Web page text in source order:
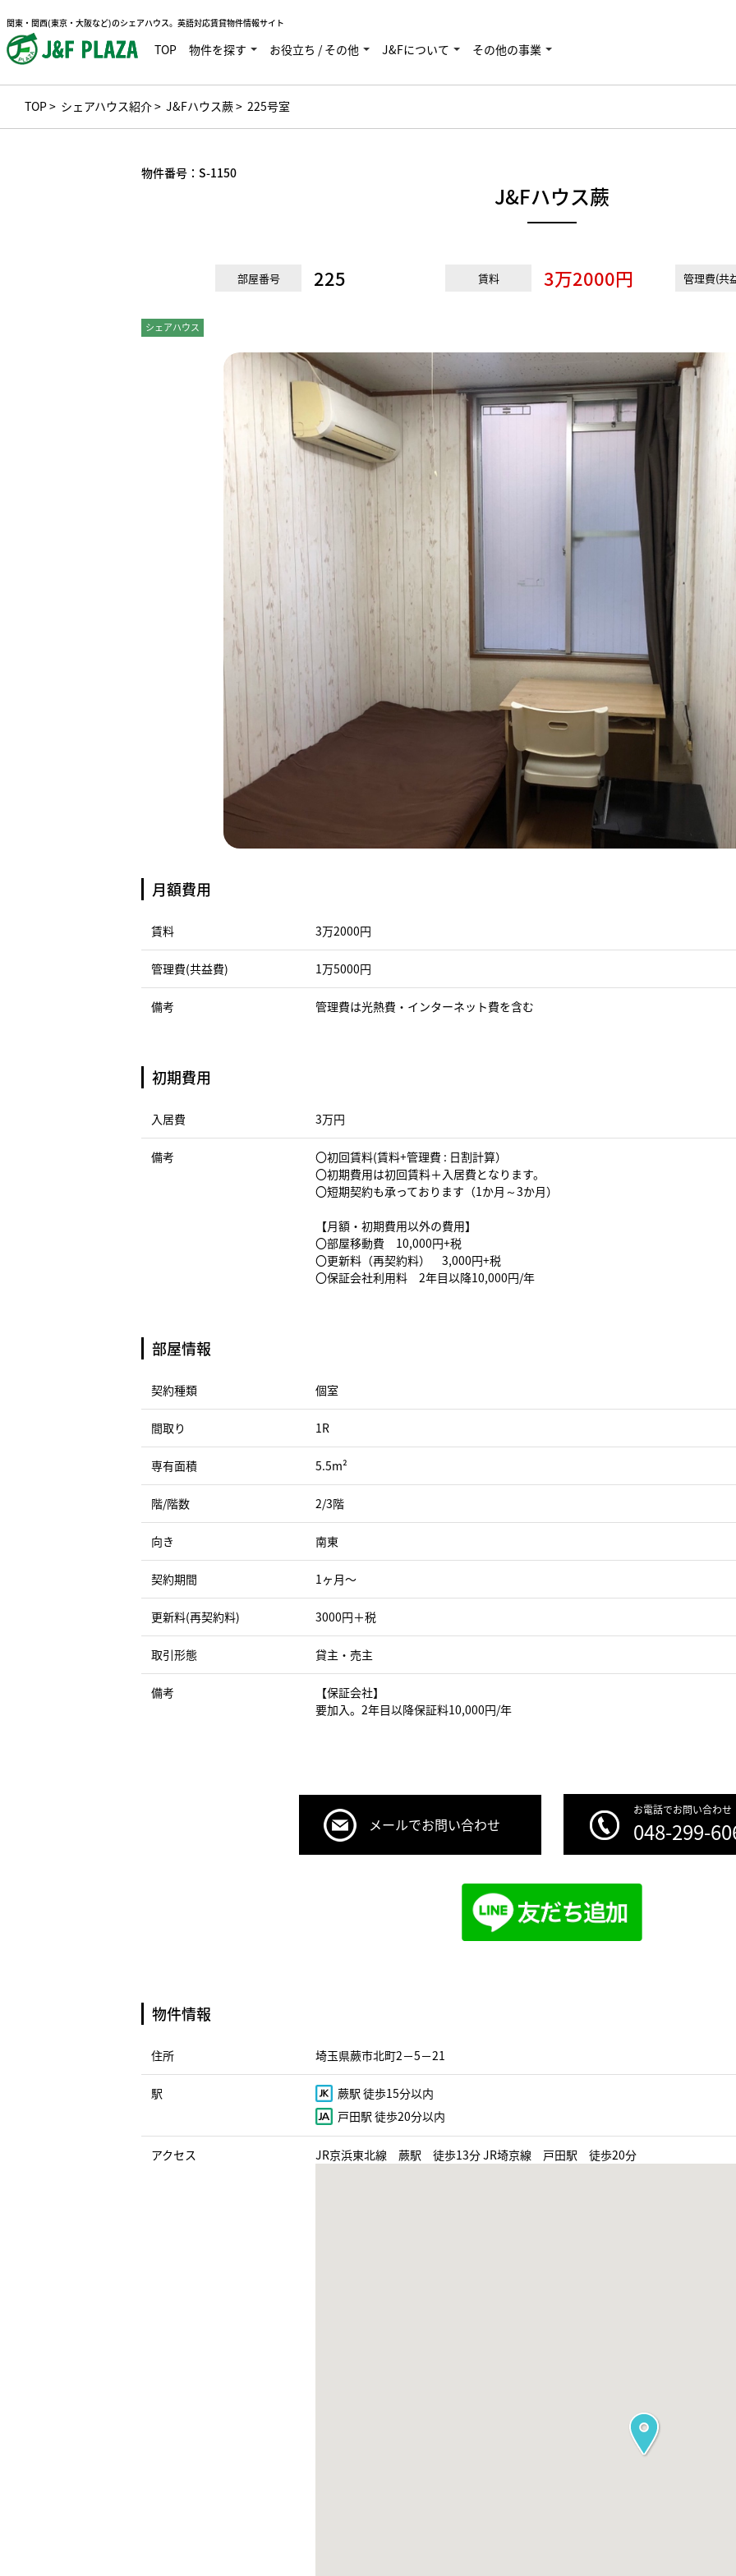
関東・関西(東京・大阪など)のシェアハウス。英語対応賃貸物件情報サイト
TOP 物件を探す お役立ち / その他 J&Fについて その他の事業
TOP> シェアハウス紹介> J&Fハウス蕨> 225号室
物件番号： S-1150
J&Fハウス蕨
部屋番号 225 賃料 3万2000円 管理費(共
シェアハウス
月額費用
賃料 3万2000円
管理費(共益費) 1万5000円
備考 管理費は光熱費・インターネット費を含む
初期費用
入居費 3万円
備考
〇初回賃料(賃料+管理費 : 日割計算）
〇初期費用は初回賃料＋入居費となります。
〇短期契約も承っております（1か月～3か月）
【月額・初期費用以外の費用】
〇部屋移動費 10,000円+税
〇更新料（再契約料） 3,000円+税
〇保証会社利用料 2年目以降10,000円/年
部屋情報
契約種類 個室
間取り 1R
専有面積 5.5m²
階/階数 2/3階
向き 南東
契約期間 1ヶ月〜
更新料(再契約料) 3000円＋税
取引形態 貸主・売主
備考
【保証会社】
要加入。2年目以降保証料10,000円/年
メールでお問い合わせ
お電話でお問い合わせ
048-299-
物件情報
住所 埼玉県蕨市北町2−5−21
駅
蕨駅 徒歩15分以内
戸田駅 徒歩20分以内
アクセス JR京浜東北線 蕨駅 徒歩13分 JR埼京線 戸田駅 徒歩20分